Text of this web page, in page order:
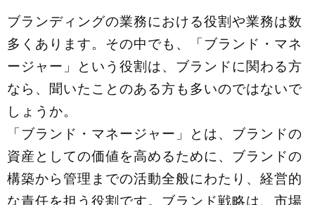
ブランディングの業務における役割や業務は数
多くあります。その中でも、「ブランド・マネ
ージャー」という役割は、ブランドに関わる方
なら、聞いたことのある方も多いのではないで
しょうか。
「ブランド・マネージャー」とは、ブランドの
資産としての価値を高めるために、ブランドの
構築から管理までの活動全般にわたり、経営的
な責任を担う役割です。ブランド戦略は、市場